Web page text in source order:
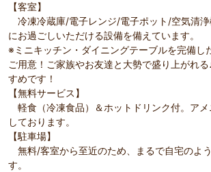
【客室】
冷凍冷蔵庫/電子レンジ/電子ポット/空気清
にお過ごしいただける設備を備えています。
※ミニキッチン・ダイニングテーブルを完備し
ご用意！ご家族やお友達と大勢で盛り上がれ
すめです！
【無料サービス】
軽食（冷凍食品）＆ホットドリンク付。ア
しております。
【駐車場】
無料/客室から至近のため、まるで自宅のよ
す。